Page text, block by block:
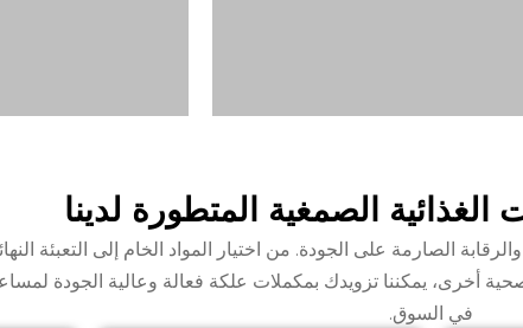
الغذائية الصمغية المتطورة لدينا
الصارمة على الجودة. من اختيار المواد الخام إلى التعبئة
أخرى، يمكننا تزويدك بمكملات علكة فعالة وعالية الجودة
في السوق.